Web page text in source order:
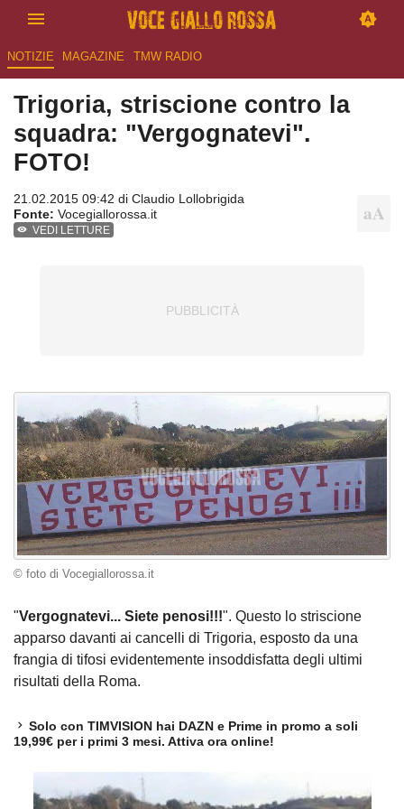
NOTIZIE MAGAZINE TMW RADIO
Trigoria, striscione contro la
squadra: "Vergognatevi".
FOTO!
21.02.2015 09:42 di Claudio Lollobrigida
Fonte: Vocegiallorossa.it
VEDI LETTURE
© foto di Vocegiallorossa.it
"Vergognatevi... Siete penosi!!!". Questo lo striscione
apparso davanti ai cancelli di Trigoria, esposto da una
frangia di tifosi evidentemente insoddisfatta degli ultimi
risultati della Roma.
Solo con TIMVISION hai DAZN e Prime in promo a soli
19,99€ per i primi 3 mesi. Attiva ora online!